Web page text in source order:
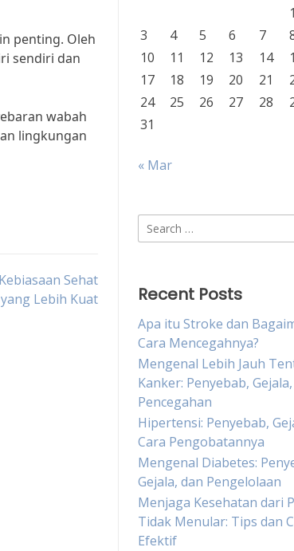
penting. Oleh
sendiri dan
wabah
lingkungan
Sehat
Lebih Kuat
1
3
4 5 6 7
10
11 12 13 14
17
18 19 20 21
24
25 26 27 28
31
« Mar
Search
for:
Recent Posts
Apa itu Stroke dan
Cara Mencegahnya?
Mengenal Lebih Jauh
Kanker: Penyebab,
Pencegahan
Hipertensi: Penyebab,
Cara Pengobatannya
Mengenal Diabetes:
Gejala, dan Pengelolaan
Menjaga Kesehatan dari
Tidak Menular: Tips dan
Efektif